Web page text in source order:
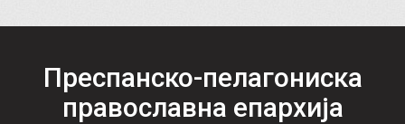
Преспанско-пелагониска
православна епархија